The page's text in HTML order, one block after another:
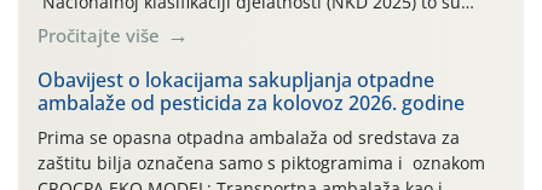
skupne 01.1, 01.2, 01.3, 01.4, 01.5 i 01.6. Djelatnost
prerade poljoprivrednih proizvoda je svako djelovanje na
poljoprivredni proizvod čiji je rezultat proizvod koji
također može biti poljoprivredni proizvod poput npr.
maslinovog ulja, bučinog ulja, vino od […]
Pročitajte više
Obavijest o lokacijama sakupljanja otpadne
ambalaže od pesticida za kolovoz 2026. godine
Prima se opasna otpadna ambalaža od sredstava za
zaštitu bilja označena samo s piktogramima i oznakom